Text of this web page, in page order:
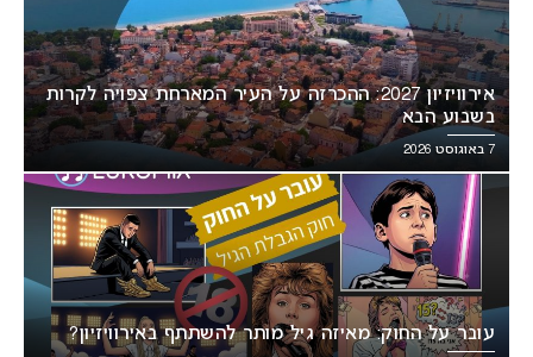
אירוויזיון 2027: ההכרזה על העיר המארחת צפויה לקרות
בשבוע הבא
7 באוגוסט 2026
עובר על החוק: מאיזה גיל מותר להשתתף באירוויזיון?